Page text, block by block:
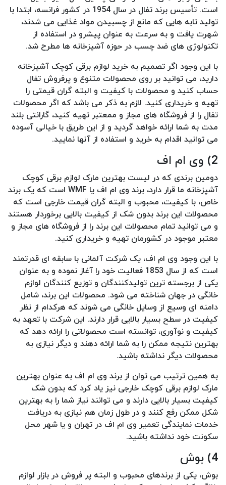
است. تأسیس برند تفال در سال 1954 در کشور فرانسه، ابتدا با
تولید تابه هایی که مانع از چسبیدن مواد غذایی می شدند،
شهرت یافت و به سرعت به عنوان پیشرو در استفاده از
تکنولوژی های ضد چسب در حوزه آشپزخانه ها مطرح شد.
با این وجود اگر تصمیم به خرید لوازم برقی کوچک آشپزخانه
دارید، می توانید بر روی محصولات متنوع و پرفروش تفال
حساب کنید و محصولات با کیفیت و البته گران قیمتی را
تهیه و خریداری کنید. لازم به ذکر می باشد که اگر محصولات
تفال را از فروشگاه های مجاز و ممعتبر تهیه کنید، گارانتی بلند
مدت به شما ارائه خواهد گردید و از این طریق با خیالی آسوده
می توانید اقدام به خرید و استفاده از آنها نمایید.
2) وی ام اف
دومین برندی که در لیست بهترین مارک لوازم برقی کوچک
آشپزخانه ما قرار دارد، برند وی ام اف یا WMF است که یک برند
خاص، با کیفیت، محبوب و البته گران قیمت خارجی است که
محصولات این برند بدون شک از کیفیت بالایی برخوردار هستند
و می توانید تمام محصولات این برند را از فروشگاه های مجاز و
معتبر موجود در کشورمان تهیه و خریداری کنید.
با این وجود وی ام اف، یک شرکت آلمانی با سابقه ای قدرتمند
است که از سال 1853 فعالیت خود را آغاز نموده و به عنوان
یکی از برجسته ترین تولیدکنندگان و توزیع کنندگان لوازم
خانگی در جهان شناخته می شود. محصولات این برند، شامل
دامنه ای وسیع از وسایل خانگی می شوند که هرکدام از نظر
کیفیت در سطح بسیار بالایی قرار دارند. این شرکت با تعهد به
کیفیت و نوآوری، توانسته است محصولاتی را ارائه دهد که
بهترین نتیجه ممکن را به شما ارائه دهند و دیگر نیازی به
محصولات دیگر نداشته باشید.
به همین ترتیب می توان از برند وی ام اف به عنوان بهترین
مارک لوازم برقی کوچک خارجی نیز یاد کرد که بدون شک
کیفیت بسیار بالایی دارند و می توانند نیاز شما را به بهترین
شکل ممکن رفع کنند و در طول زمان هم نیازی به دریافت
خدمات نمایندگی تعمیر وی ام اف در تهران و یا شهر محل
سکونت خود نداشته باشید.
4) بوش
بوش، یکی از برندهای محبوب و البته پر فروش در بازار لوازم